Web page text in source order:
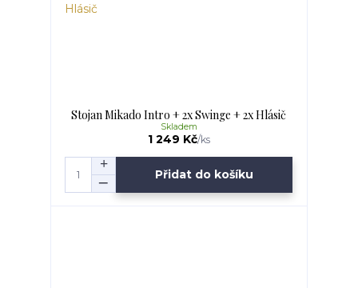
Stojan Mikado Intro + 2x Swinge + 2x Hlásič
1 249 Kč/ks
Skladem
Přidat do košíku